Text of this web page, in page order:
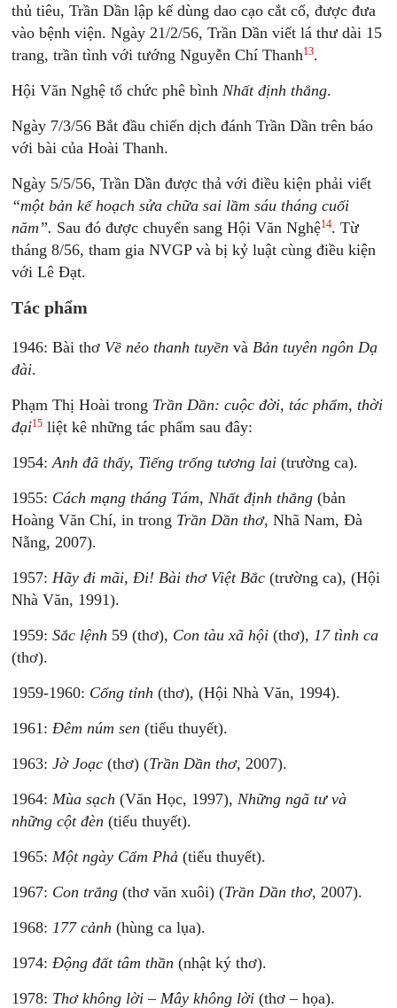
thủ tiêu, Trần Dần lập kế dùng dao cạo cắt cổ, được đưa
vào bệnh viện. Ngày 21/2/56, Trần Dần viết lá thư dài 15
trang, trần tình với tướng Nguyễn Chí Thanh13.
Hội Văn Nghệ tổ chức phê bình Nhất định thắng.
Ngày 7/3/56 Bắt đầu chiến dịch đánh Trần Dần trên báo
với bài của Hoài Thanh.
Ngày 5/5/56, Trần Dần được thả với điều kiện phải viết
“một bản kế hoạch sửa chữa sai lầm sáu tháng cuối
năm”. Sau đó được chuyển sang Hội Văn Nghệ14. Từ
tháng 8/56, tham gia NVGP và bị kỷ luật cùng điều kiện
với Lê Đạt.
Tác phẩm
1946: Bài thơ Về nẻo thanh tuyền và Bản tuyên ngôn Dạ
đài.
Phạm Thị Hoài trong Trần Dần: cuộc đời, tác phẩm, thời
đại15 liệt kê những tác phẩm sau đây:
1954:Anh đã thấy, Tiếng trống tương lai (trường ca).
1955: Cách mạng tháng Tám, Nhất định thắng (bản
Hoàng Văn Chí, in trong Trần Dần thơ, Nhã Nam, Đà
Nẵng, 2007).
1957: Hãy đi mãi, Đi! Bài thơ Việt Bắc (trường ca), (Hội
Nhà Văn, 1991).
1959:Sắc lệnh 59 (thơ), Con tàu xã hội (thơ), 17 tình ca
(thơ).
1959-1960: Cổng tỉnh (thơ), (Hội Nhà Văn, 1994).
1961:Đêm núm sen (tiểu thuyết).
1963:Jờ Joạc (thơ) (Trần Dần thơ, 2007).
1964: Mùa sạch (Văn Học, 1997), Những ngã tư và
những cột đèn (tiểu thuyết).
1965: Một ngày Cẩm Phả (tiểu thuyết).
1967: Con trắng (thơ văn xuôi) (Trần Dần thơ, 2007).
1968: 177 cảnh (hùng ca lụa).
1974:Động đất tâm thần (nhật ký thơ).
1978: Thơ không lời – Mây không lời (thơ – họa).